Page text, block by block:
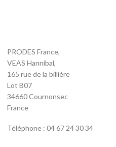
PRODES France,
VEAS Hannibal,
165 rue de la billière
Lot B07
34660 Cournonsec
France
Téléphone : 04 67 24 30 34